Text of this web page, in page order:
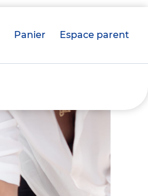
Panier crèche(s)
Espace parent